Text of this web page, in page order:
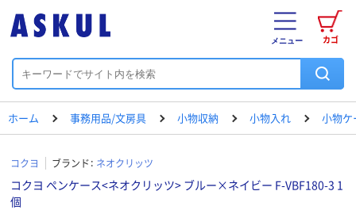
カゴ
メニュー
ホーム 事務用品/文房具 小物収納 小物入れ 小物ケ
コクヨ ブランド： ネオクリッツ
コクヨ ペンケース<ネオクリッツ> ブルー×ネイビー F-VBF180-3 1
個